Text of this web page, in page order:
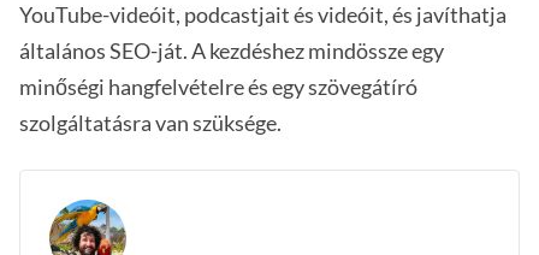
YouTube-videóit, podcastjait és videóit, és javíthatja
általános SEO-ját. A kezdéshez mindössze egy
minőségi hangfelvételre és egy szövegátíró
szolgáltatásra van szüksége.